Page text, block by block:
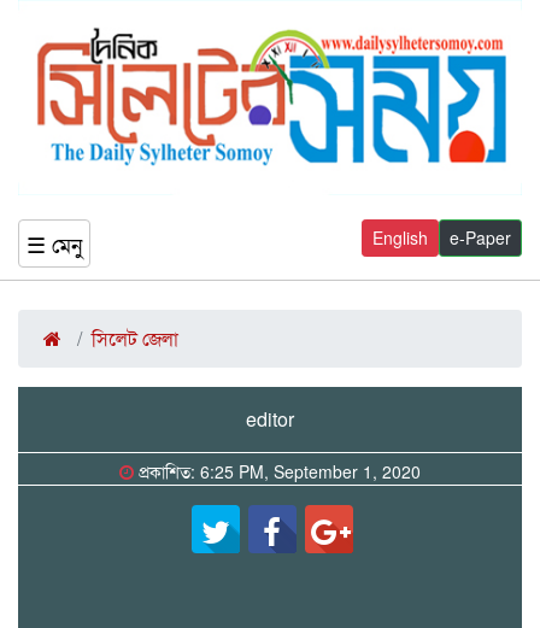
☰ মেনু e-Paper
English
সিলেট জেলা
editor
প্রকাশিত: 6:25 PM, September 1, 2020